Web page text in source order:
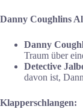
Danny Coughlins
Danny
Traum über
Detective
davon ist,
Klapperschlangen: